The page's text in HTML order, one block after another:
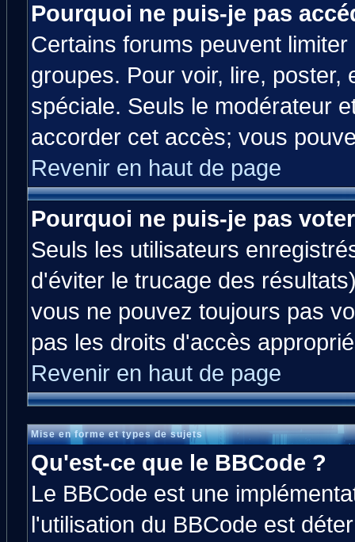
Pourquoi ne puis-je pas
Certains forums peuvent
groupes. Pour voir, lire,
spéciale. Seuls le modérateur
accorder cet accès; vous
Revenir en haut de page
Pourquoi ne puis-je pas
Seuls les utilisateurs
d'éviter le trucage des
vous ne pouvez toujours pas
pas les droits d'accès
Revenir en haut de page
Mise en forme et types de sujets
Qu'est-ce que le BBCode ?
Le BBCode est une
l'utilisation du BBCode est